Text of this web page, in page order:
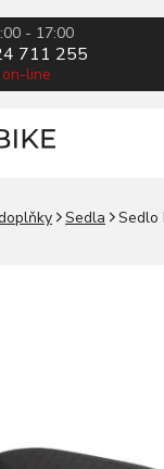
- 17:00
711 255
line
Sedla Sedlo